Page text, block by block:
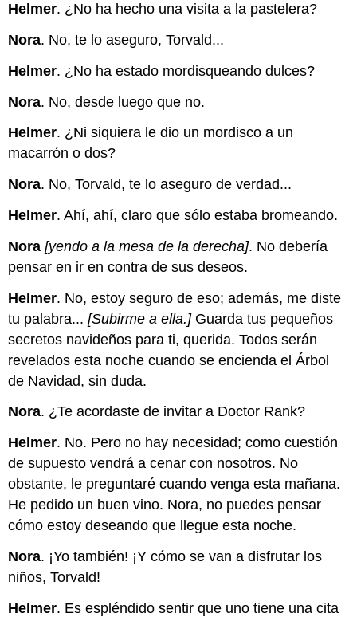
Helmer. ¿No ha hecho una visita a la pastelera?
Nora. No, te lo aseguro, Torvald...
Helmer. ¿No ha estado mordisqueando dulces?
Nora. No, desde luego que no.
Helmer. ¿Ni siquiera le dio un mordisco a un
macarrón o dos?
Nora. No, Torvald, te lo aseguro de verdad...
Helmer. Ahí, ahí, claro que sólo estaba bromeando.
Nora [yendo a la mesa de la derecha]. No debería
pensar en ir en contra de sus deseos.
Helmer. No, estoy seguro de eso; además, me diste
tu palabra...[Subirme a ella.] Guarda tus pequeños
secretos navideños para ti, querida. Todos serán
revelados esta noche cuando se encienda el Árbol
de Navidad, sin duda.
Nora. ¿Te acordaste de invitar a Doctor Rank?
Helmer. No. Pero no hay necesidad; como cuestión
de supuesto vendrá a cenar con nosotros. No
obstante, le preguntaré cuando venga esta mañana.
He pedido un buen vino. Nora, no puedes pensar
cómo estoy deseando que llegue esta noche.
Nora. ¡Yo también! ¡Y cómo se van a disfrutar los
niños, Torvald!
Helmer. Es espléndido sentir que uno tiene una cita